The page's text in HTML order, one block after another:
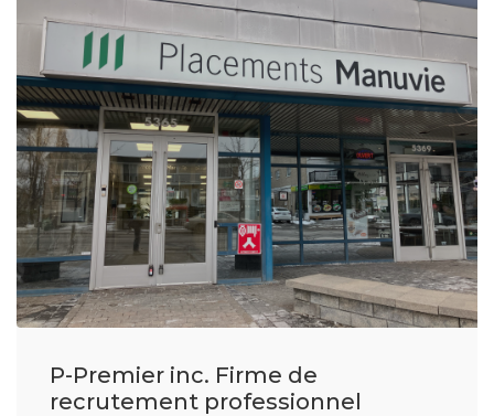
P-Premier inc. Firme de
recrutement professionnel